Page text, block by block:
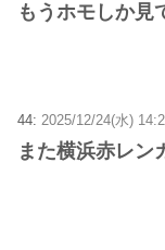
もうホモしか見
44: 2025/12/24(水)
また横浜赤レン